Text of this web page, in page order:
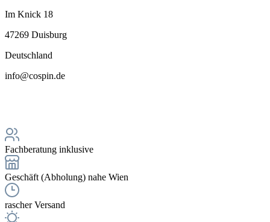
Im Knick 18
47269 Duisburg
Deutschland
info@cospin.de
Fachberatung inklusive
Geschäft (Abholung) nahe Wien
rascher Versand